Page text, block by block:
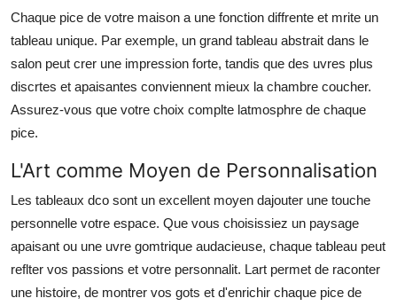
Chaque pice de votre maison a une fonction diffrente et mrite un
tableau unique. Par exemple, un grand tableau abstrait dans le
salon peut crer une impression forte, tandis que des uvres plus
discrtes et apaisantes conviennent mieux la chambre coucher.
Assurez-vous que votre choix complte latmosphre de chaque
pice.
L'Art comme Moyen de Personnalisation
Les tableaux dco sont un excellent moyen dajouter une touche
personnelle votre espace. Que vous choisissiez un paysage
apaisant ou une uvre gomtrique audacieuse, chaque tableau peut
reflter vos passions et votre personnalit. Lart permet de raconter
une histoire, de montrer vos gots et d'enrichir chaque pice de